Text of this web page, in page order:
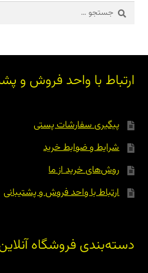
جستجو
برای:
ارتباط با واحد فروش و
پیگیری سفارشات پستی
شرایط و ضوابط خرید
روش‌های خرید از ما
ارتباط با واحد فروش و پشتیبانی
دسته‌بندی فروشگاه